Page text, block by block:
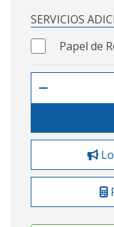
SERVICIOS
Papel de